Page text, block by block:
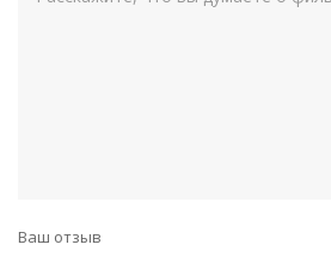
Ваш отзыв